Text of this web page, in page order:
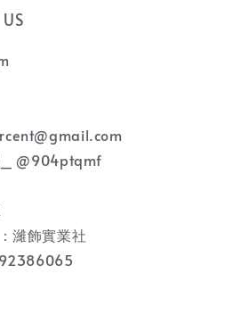
_ @904ptqmf
濰飾實業社